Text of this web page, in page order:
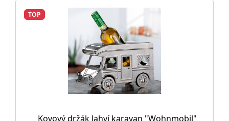
TOP
Kovový držák lahví karavan "Wohnmobil"